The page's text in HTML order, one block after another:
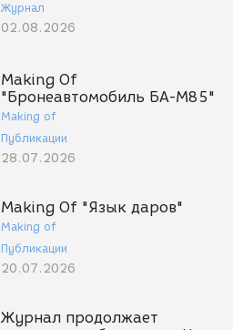
Журнал
02.08.2026
Making Of
"Бронеавтомобиль БА-М85"
Making of
Публикации
28.07.2026
Making Of "Язык даров"
Making of
Публикации
20.07.2026
Журнал продолжает